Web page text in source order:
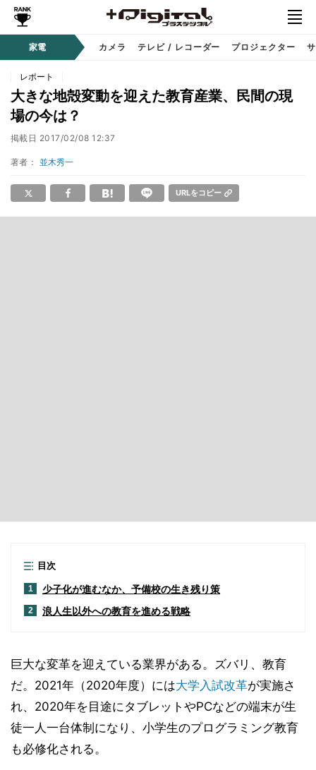
家電 カメラ テレビ / レコーダー プロジェクター
レポート
大きな地殻変動を迎えた教育産業、民間の現
場の今は？
掲載日 2017/02/08 12:37
著者： 並木秀一
URLをコピー
目次
1 少子化が進むなか、予備校の生き残り策
2 浪人生以外への教育を進める戦略
巨大な変革を迎えている業界がある。ズバリ、教育
だ。2021年（2020年度）には大学入試改革が実施さ
れ、2020年を目途にタブレットやPCなどの端末が生
徒一人一台体制になり、小学生のプログラミング教育
も必修化される。